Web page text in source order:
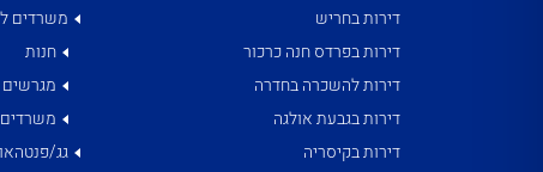
דירות בחריש
דירות בפרדס חנה כרכור
דירות להשכרה בחדרה
דירות בגבעת אולגה
דירות בקיסריה
משרדים
חנות
מגרשים
משרדים
גג/